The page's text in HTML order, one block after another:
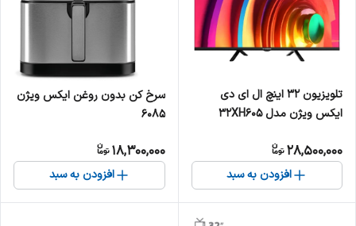
تلویزیون 32 اینچ ال ای دی
ایکس ویژن مدل 32XH605
28,500,000
افزودن به سبد
سرخ کن بدون روغن ایکس ویژن
6085
18,300,000
افزودن به سبد